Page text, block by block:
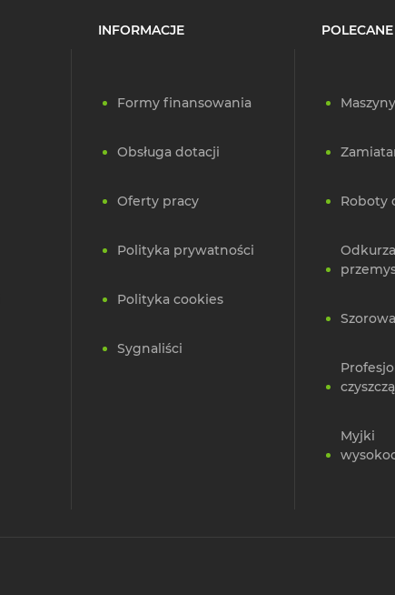
INFORMACJE
Formy finansowania
Obsługa dotacji
Oferty pracy
Polityka prywatności
Polityka cookies
Sygnaliści
Roboty
Myjki